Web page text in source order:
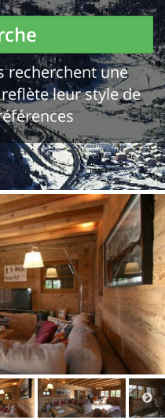
recherchent une
leur style de